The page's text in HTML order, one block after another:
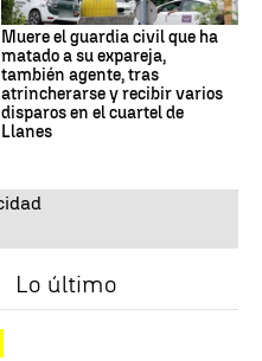
Muere el guardia civil que ha
matado a su expareja,
también agente, tras
atrincherarse y recibir varios
disparos en el cuartel de
Llanes
Lo último